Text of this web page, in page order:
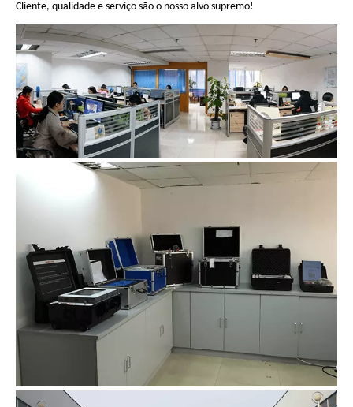
Cliente, qualidade e serviço são o nosso alvo supremo!
Escritório de Vendas